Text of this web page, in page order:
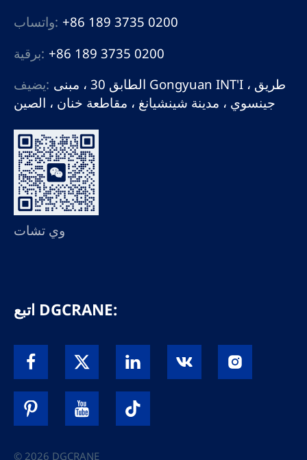
واتساب: +86 189 3735 0200
برقية: +86 189 3735 0200
يضيف: الطابق 30 ، مبنى Gongyuan INT'I ، طريق
جينسوي ، مدينة شينشيانغ ، مقاطعة خنان ، الصين
وي تشات
اتبع DGCRANE:
© 2026 DGCRANE